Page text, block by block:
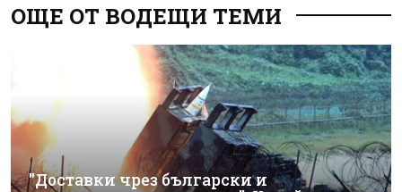
ОЩЕ ОТ ВОДЕЩИ ТЕМИ
"Доставки чрез български и